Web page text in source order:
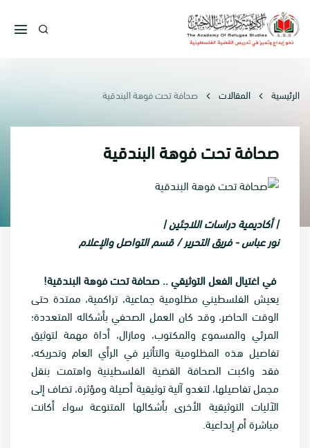
الرئيسية المقالات صحافة تحت فوهة البندقية
صحافة تحت فوهة البندقية
| أكاديمية دراسات اللاجئين |
نور عباس -فريق التحرير / قسم التواصل والإعلام
في اغتيال الفعل التوثيقي .. صحافة تحت فوهة البندقية!
يعيش الفلسطيني مظلومية جماعية، تراكمية، ممتدة حتى
الوقت الحاضر، وقد كان العمل الصحفي بأشكاله المتعددة؛
المرئي والمسموع والمكتوب، ومازال، أداة مهمة لتوثيق
تفاصيل هذه المظلومية والتأثير في الرأي العام وتحريكه،
فقد واكبت الصحافة القضية الفلسطينية واهتمت بنقل
مجمل تفاصيلها، لتغدو آلية توثيقية أصيلة ومؤثرة، تضاف إلى
الآليات التوثيقية الأخرى بأشكالها المتنوعة سواء أكانت
مباشرة أم إبداعية.